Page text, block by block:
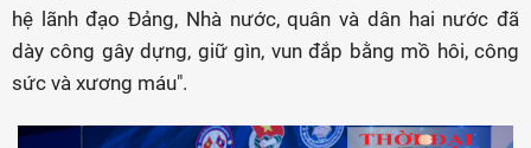
hệ lãnh đạo Đảng, Nhà nước, quân và dân hai nước đã
dày công gây dựng, giữ gìn, vun đắp bằng mồ hôi, công
sức và xương máu".